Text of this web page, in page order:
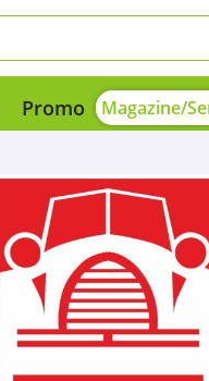
Promo Magazine/